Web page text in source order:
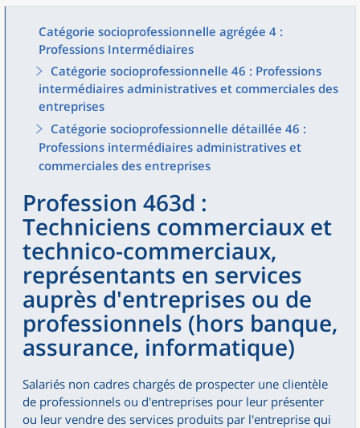
Catégorie socioprofessionnelle agrégée 4 :
Professions Intermédiaires
Catégorie socioprofessionnelle 46 : Professions
intermédiaires administratives et commerciales des
entreprises
Catégorie socioprofessionnelle détaillée 46 :
Professions intermédiaires administratives et
commerciales des entreprises
Profession 463d :
Techniciens commerciaux et
technico-commerciaux,
représentants en services
auprès d'entreprises ou de
professionnels (hors banque,
assurance, informatique)
Salariés non cadres chargés de prospecter une clientèle
de professionnels ou d'entreprises pour leur présenter
ou leur vendre des services produits par l'entreprise qui